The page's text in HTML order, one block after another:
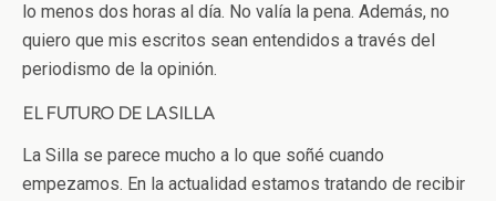
lo menos dos horas al día. No valía la pena. Además, no
quiero que mis escritos sean entendidos a través del
periodismo de la opinión.
EL FUTURO DE LA SILLA
La Silla se parece mucho a lo que soñé cuando
empezamos. En la actualidad estamos tratando de recibir